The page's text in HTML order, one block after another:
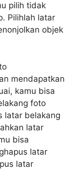
pilih tidak
Pilihlah latar
objek
mendapatkan
kamu bisa
foto
latar belakang
latar
bisa
latar
latar